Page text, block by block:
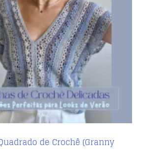
de Crochê (Granny